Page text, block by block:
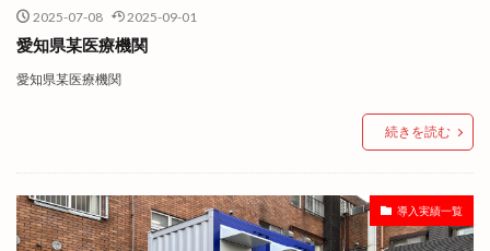
2025-07-08 2025-09-01
愛知県某医療機関
愛知県某医療機関
続きを読む
導入実績一覧